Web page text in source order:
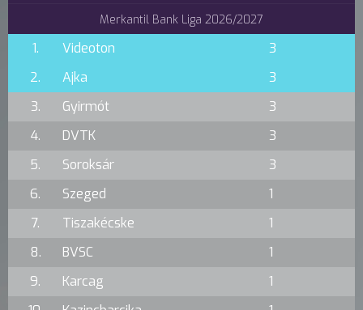
Merkantil Bank Liga 2026/2027
1. Videoton
3
2.
Ajka
3
3.
Gyirmót
3
4.
DVTK
3
5.
Soroksár
3
6.
Szeged
1
7.
Tiszakécske
1
8.
BVSC
1
9.
Karcag
1